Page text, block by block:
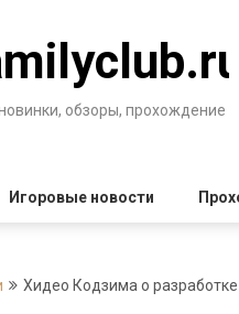
обзоры, прохождение
Игоровые новости
Хидео Кодзима о